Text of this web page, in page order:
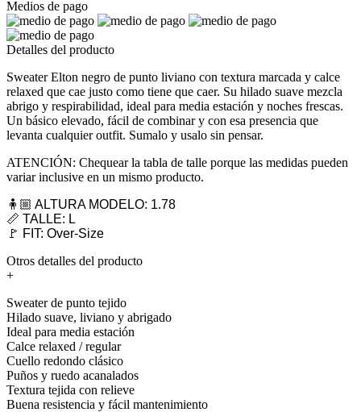
Medios de pago
Detalles del producto
Sweater Elton negro de punto liviano con textura marcada y calce
relaxed que cae justo como tiene que caer. Su hilado suave mezcla
abrigo y respirabilidad, ideal para media estación y noches frescas.
Un básico elevado, fácil de combinar y con esa presencia que
levanta cualquier outfit. Sumalo y usalo sin pensar.
ATENCIÓN: Chequear la tabla de talle porque las medidas pueden
variar inclusive en un mismo producto.
🧍🏼 ALTURA MODELO: 1.78
📏 TALLE: L
🚩 FIT: Over-Size
Otros detalles del producto
+
Sweater de punto tejido
Hilado suave, liviano y abrigado
Ideal para media estación
Calce relaxed / regular
Cuello redondo clásico
Puños y ruedo acanalados
Textura tejida con relieve
Buena resistencia y fácil mantenimiento